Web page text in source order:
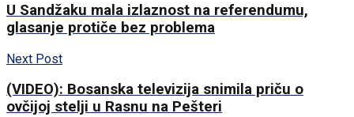
U Sandžaku mala izlaznost na referendumu,
glasanje protiče bez problema
Next Post
(VIDEO): Bosanska televizija snimila priču o
ovčijoj stelji u Rasnu na Pešteri